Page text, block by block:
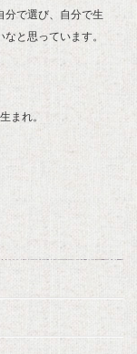
分で選び、自分で生
と思っています。
まれ。